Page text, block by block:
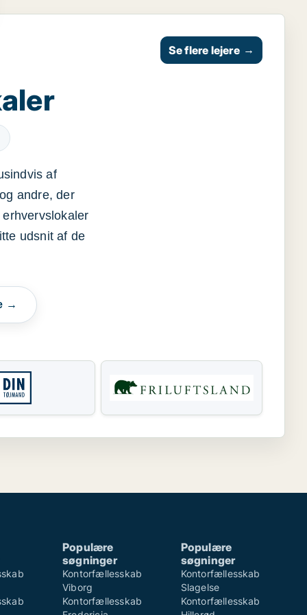
af
andre, der
udsnit af de
→
Se flere lejere →
Populære
søgninger
Kontorfællesskab
Viborg
Kontorfællesskab
Populære
søgninger
Kontorfællesskab
Slagelse
Kontorfællesskab